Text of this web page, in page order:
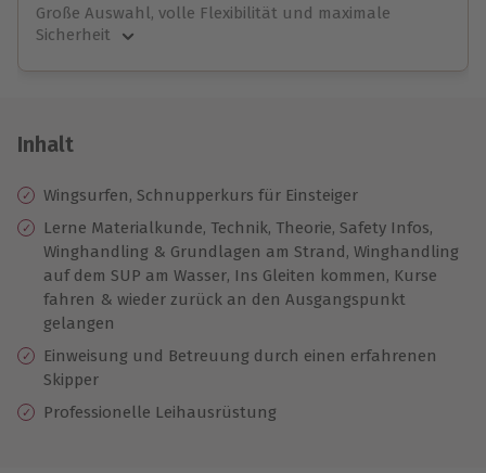
Große Auswahl, volle Flexibilität und maximale
Sicherheit
Jeder Gutschein für alle Erlebnisse einlösbar.
10 Jahre gültig & verlängerbar.
Inhalt
Wingsurfen, Schnupperkurs für Einsteiger
Lerne Materialkunde, Technik, Theorie, Safety Infos,
Winghandling & Grundlagen am Strand, Winghandling
auf dem SUP am Wasser, Ins Gleiten kommen, Kurse
fahren & wieder zurück an den Ausgangspunkt
gelangen
Einweisung und Betreuung durch einen erfahrenen
Skipper
Professionelle Leihausrüstung